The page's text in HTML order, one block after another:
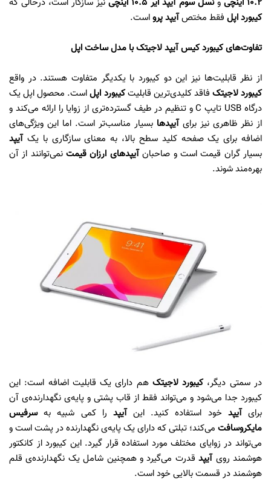
کیبورد اپل فقط مختصآیپد پرواست.
تفاوت‌های کیبورد کیس آیپد لاجیتک با مدل ساخت اپل
از نظر قابلیت‌ها نیز این دو کیبورد با یکدیگر متفاوت هستند. در واقع
کیبورد لاجیتک فاقد کلیدی‌ترین قابلیتکیبورد اپلاست. محصول اپل یک
درگاه USB تایپ C و تنظیم در طیف گسترده‌تری از زوایا را ارائه می‌کند و
از نظر ظاهری نیز برایآیپدها بسیار مناسب‌تر است. اما این ویژگی‌های
اضافه برای یک صفحه کلید سطح بالا، به معنای سازگاری با یک آیپد
بسیار گران قیمت است و صاحبانآیپدهای ارزان قیمتنمی‌توانند از آن
بهره‌مند شوند.
در سمتی دیگر،کیبورد لاجیتک هم دارای یک قابلیت اضافه است: این
کیبورد جدا می‌شود و می‌تواند فقط از قاب پشتی و پایه‌ی نگهدارنده‌ی آن
برایآیپد خود استفاده کنید. اینآیپد را کمی شبیه بهسرفیس
مایکروسافت می‌کند؛ تبلتی که دارای یک پایه‌ی نگهدارنده در پشت است و
می‌تواند در زوایای مختلف مورد استفاده قرار گیرد. این کیبورد از کانکتور
هوشمند روی آیپدقدرت می‌گیرد و همچنین شامل یک نگهدارنده‌ی قلم
هوشمند در قسمت بالایی خود است.